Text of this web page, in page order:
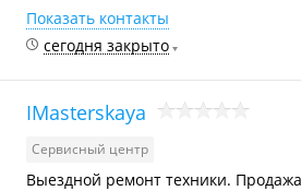
Показать контакты
сегодня закрыто
IMasterskaya
Сервисный центр
Выездной ремонт техники.